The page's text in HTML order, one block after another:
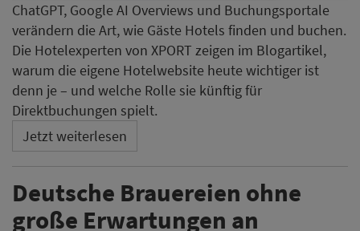
ChatGPT, Google AI Overviews und Buchungsportale
verändern die Art, wie Gäste Hotels finden und buchen.
Die Hotelexperten von XPORT zeigen im Blogartikel,
warum die eigene Hotelwebsite heute wichtiger ist
denn je – und welche Rolle sie künftig für
Direktbuchungen spielt.
Jetzt weiterlesen
Deutsche Brauereien ohne
große Erwartungen an